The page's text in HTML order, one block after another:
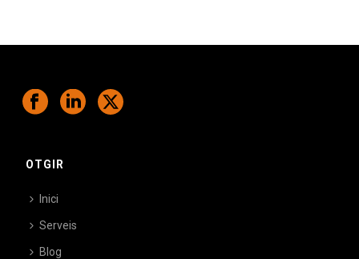
OTGIR
Inici
Serveis
Blog